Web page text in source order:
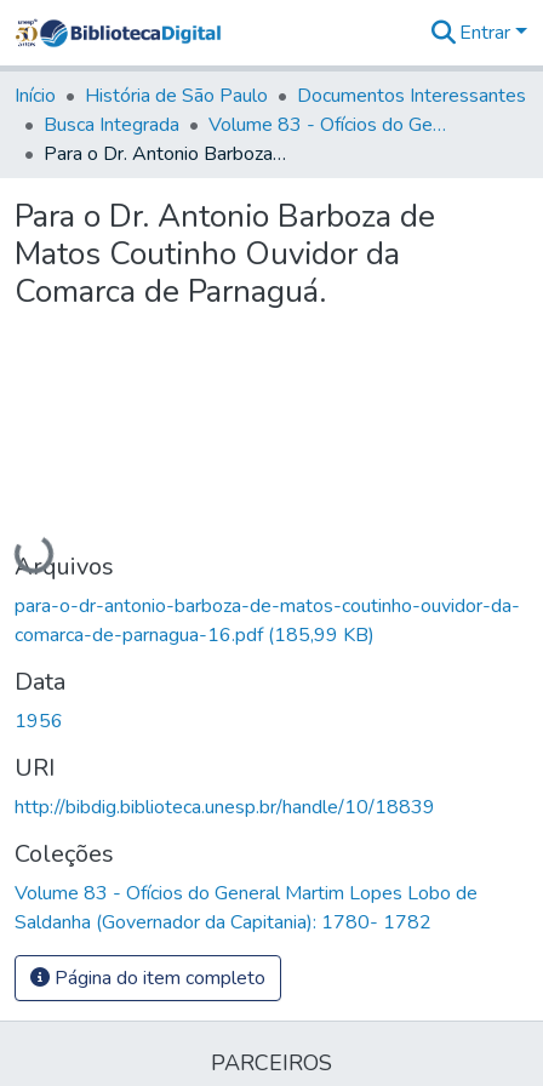
&
Coleções
Tudo na
Biblioteca
Estatísticas
Entrar
Início História de São Paulo
Documentos Interessantes
Busca Integrada
Volume 83 - Ofícios do General Martim Lopes Lobo de Saldanha (Governador da Capitania): 1780- 1782
Para o Dr. Antonio Barboza de Matos Coutinho Ouvidor da Comarca de Parnaguá.
Para o Dr. Antonio Barboza de
Matos Coutinho Ouvidor da
Comarca de Parnaguá.
Carregando...
Arquivos
para-o-dr-antonio-barboza-de-matos-coutinho-ouvidor-da-
comarca-de-parnagua-16.pdf(185,99 KB)
Data
1956
URI
http://bibdig.biblioteca.unesp.br/handle/10/18839
Coleções
Volume 83 - Ofícios do General Martim Lopes Lobo de
Saldanha (Governador da Capitania): 1780- 1782
Página do item completo
PARCEIROS